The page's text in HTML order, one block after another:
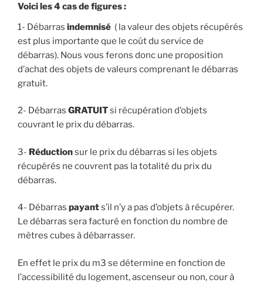
Voici les 4 cas de figures :
1- Débarras indemnisé ( la valeur des objets récupérés
est plus importante que le coût du service de
débarras). Nous vous ferons donc une proposition
d’achat des objets de valeurs comprenant le débarras
gratuit.
2- Débarras GRATUITsi récupération d’objets
couvrant le prix du débarras.
3- Réductionsur le prix du débarras si les objets
récupérés ne couvrent pas la totalité du prix du
débarras.
4- Débarras payants’il n’y a pas d’objets à récupérer.
Le débarras sera facturé en fonction du nombre de
mètres cubes à débarrasser.
En effet le prix du m3 se détermine en fonction de
l’accessibilité du logement, ascenseur ou non, cour à